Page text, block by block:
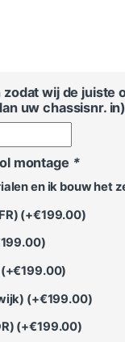
wij de juiste
uw chassisnr. in)
montage *
en ik bouw het
(+€199.00)
199.00)
€199.00)
(+€199.00)
(+€199.00)